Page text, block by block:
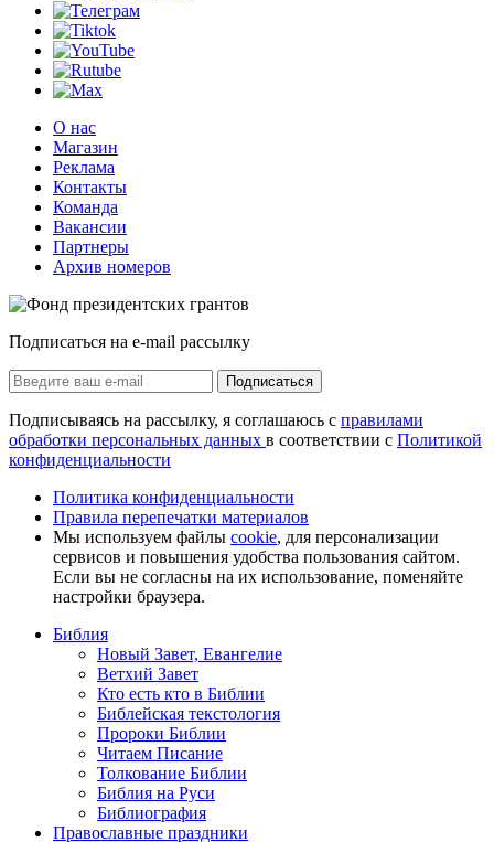
О нас
Магазин
Реклама
Контакты
Команда
Вакансии
Партнеры
Архив номеров
Подписаться на e-mail рассылку
Подписаться
Подписываясь на рассылку, я соглашаюсь с правилами
обработки персональных данных в соответствии с Политикой
конфиденциальности
Политика конфиденциальности
Правила перепечатки материалов
Мы используем файлы cookie, для персонализации
сервисов и повышения удобства пользования сайтом.
Если вы не согласны на их использование, поменяйте
настройки браузера.
Библия
Новый Завет, Евангелие
Ветхий Завет
Кто есть кто в Библии
Библейская текстология
Пророки Библии
Читаем Писание
Толкование Библии
Библия на Руси
Библиография
Православные праздники